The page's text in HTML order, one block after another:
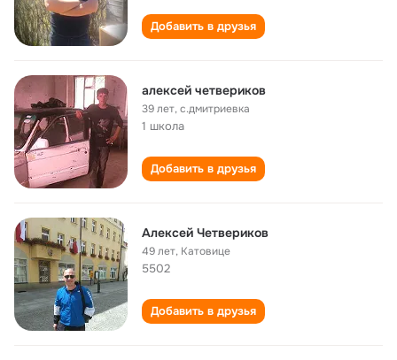
Добавить в друзья
алексей четвериков
39 лет,с.дмитриевка
1 школа
Добавить в друзья
Алексей Четвериков
49 лет, Катовице
5502
Добавить в друзья